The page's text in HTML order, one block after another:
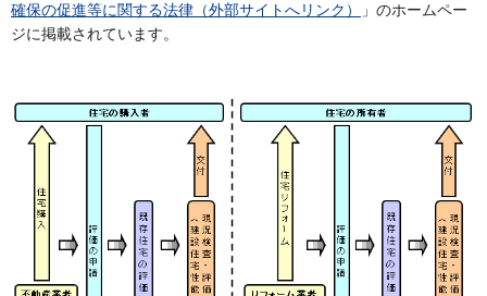
確保の促進等に関する法律（外部サイトへリンク）
」のホームペー
ジに掲載されています。